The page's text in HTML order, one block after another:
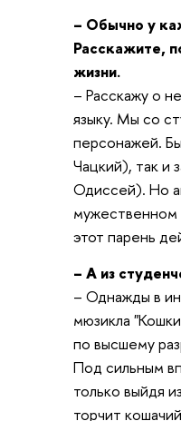
– Обычно у
Расскажите,
жизни.
– Расскажу о
языку. Мы со
персонажей.
Чацкий), так и
Одиссей). Но
мужественном
этот парень
– А из
– Однажды в
мюзикла
по высшему
Под сильным
только выйдя
торчит